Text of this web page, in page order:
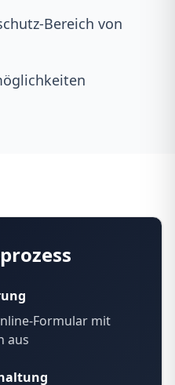
Bereich von
Formular mit
aus